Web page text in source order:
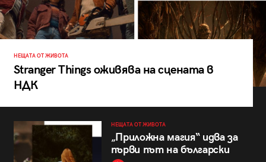
НЕЩАТА ОТ ЖИВОТА
Stranger Things оживява на сцената в
НДК
НЕЩАТА ОТ ЖИВОТА
„Приложна магия“ идва за
първи път на български